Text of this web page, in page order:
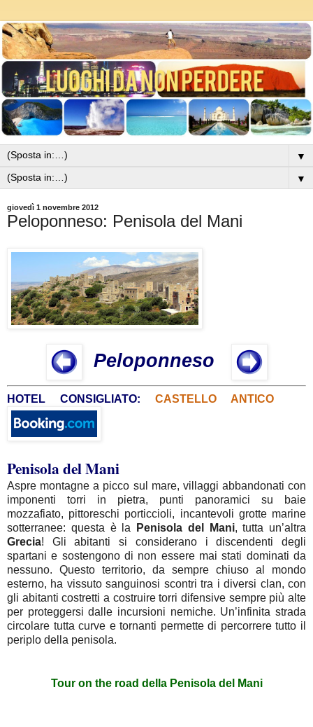
▼
▼
giovedì 1 novembre 2012
Peloponneso: Penisola del Mani
Peloponneso
HOTEL CONSIGLIATO: CASTELLO ANTICO
Penisola del Mani
Aspre montagne a picco sul mare, villaggi abbandonati con
imponenti torri in pietra, punti panoramici su baie
mozzafiato, pittoreschi porticcioli, incantevoli grotte marine
sotterranee: questa è la
Penisola del Mani, tutta un’altra
Grecia! Gli abitanti si considerano i discendenti degli
spartani e sostengono di non essere mai stati dominati da
nessuno. Questo territorio, da sempre chiuso al mondo
esterno, ha vissuto sanguinosi scontri tra i diversi clan, con
gli abitanti costretti a costruire torri difensive sempre più alte
per proteggersi dalle incursioni nemiche. Un’infinita strada
circolare tutta curve e tornanti permette di percorrere tutto il
periplo della penisola.
Tour on the road della Penisola del Mani